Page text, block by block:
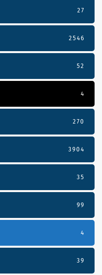
27
2546
52
4
270
3904
35
99
4
39